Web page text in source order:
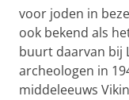
voor joden in
ook bekend als
buurt daarvan bij
archeologen in
middeleeuws